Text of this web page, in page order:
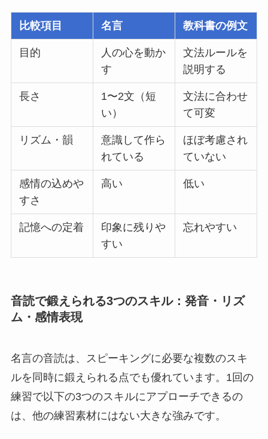
比較項目 名言 教科書の例文
目的
人の心を動か
す
文法ルールを
説明する
長さ
1〜2文（短
い）
文法に合わせ
て可変
リズム・韻
意識して作ら
れている
ほぼ考慮され
ていない
感情の込めや
すさ
高い 低い
記憶への定着
印象に残りや
すい
忘れやすい
音読で鍛えられる3つのスキル：発音・リズ
ム・感情表現
名言の音読は、スピーキングに必要な複数のスキ
ルを同時に鍛えられる点でも優れています。1回の
練習で以下の3つのスキルにアプローチできるの
は、他の練習素材にはない大きな強みです。